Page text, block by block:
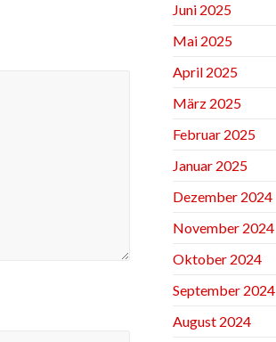
Juni 2025
Mai 2025
April 2025
März 2025
Februar 2025
Januar 2025
Dezember 2024
November 2024
Oktober 2024
September 2024
August 2024